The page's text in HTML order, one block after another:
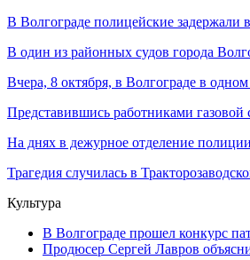
В Волгограде полицейские задержали
В один из районных судов города
Вчера, 8 октября, в Волгограде в
Представившись работниками
На днях в дежурное отделение
Трагедия случилась в
Культура
В Волгограде прошел конкурс
Продюсер Сергей Лавров